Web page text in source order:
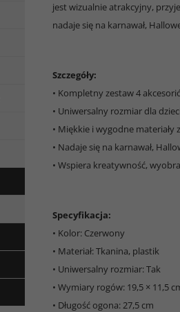
jest wizualnie atrakcyjny,
nadaje się na karnawał,
Szczegóły:
• Kompletny zestaw 4
• Uniwersalny rozmiar dla
• Miękkie i wygodne
• Nadaje się na karnawał,
• Wspiera kreatywność,
Specyfikacja:
• Kolor: Czerwony
• Materiał: Tkanina, plastik
• Uniwersalny rozmiar: Tak
• Wymiary rogów: 19,5 × 11,5
• Długość ogona: 27,5 cm